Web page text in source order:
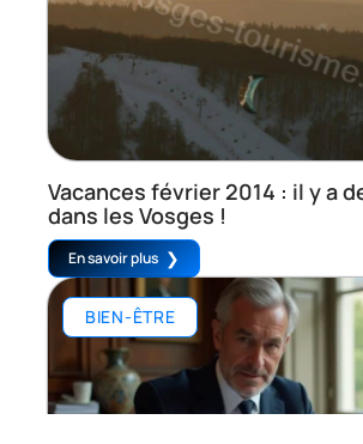
Vacances février 2014 : il y a
dans les Vosges !
En savoir plus
BIEN-ÊTRE